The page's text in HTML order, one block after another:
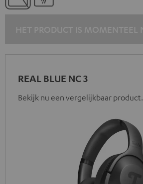
REAL BLUE NC 3
Bekijk nu een vergelijkbaar product.